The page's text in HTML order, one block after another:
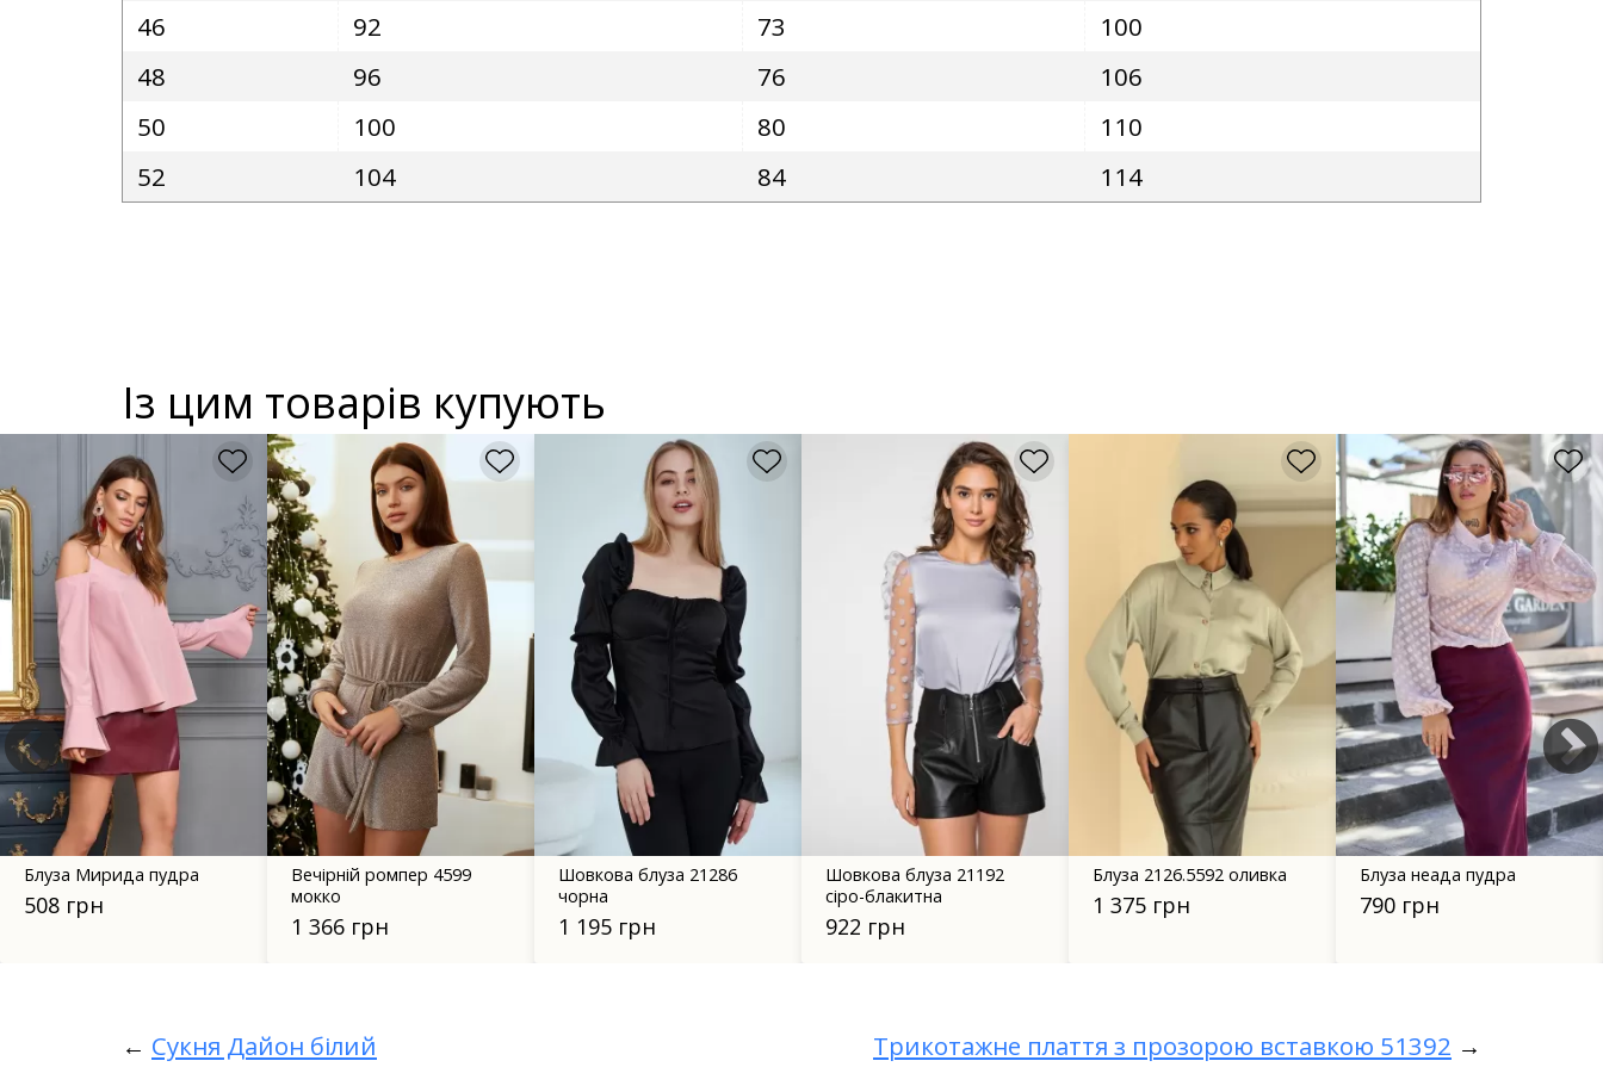
46
92 73
100
48
96 76
106
50
100 80
110
52
104 84 114
Із цим товарів купують
Блуза Мирида пудра
508 грн
Вечірній ромпер 4599
мокко
1 366 грн
Шовкова блуза 21286
чорна
1 195 грн
Шовкова блуза 21192
сіро-блакитна
922 грн
Блуза 2126.5592 оливка
1 375 грн
Блуза неада пудра
790 грн
← Сукня Дайон білий Трикотажне плаття з прозорою вставкою 51392 →